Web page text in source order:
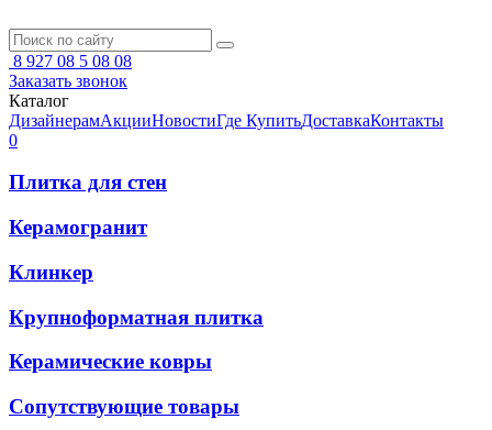
8 927 08 5 08 08
Заказать звонок
Каталог
ДизайнерамАкцииНовостиГде КупитьДоставкаКонтакты
0
Плитка для стен
Керамогранит
Клинкер
Крупноформатная плитка
Керамические ковры
Сопутствующие товары